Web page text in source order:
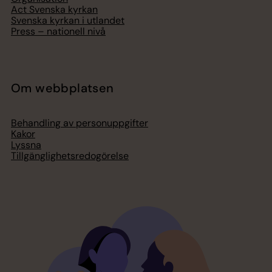
Act Svenska kyrkan
Svenska kyrkan i utlandet
Press – nationell nivå
Om webbplatsen
Behandling av personuppgifter
Kakor
Lyssna
Tillgänglighetsredogörelse